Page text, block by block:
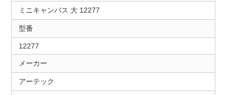
ミニキャンバス 大 12277
型番
12277
メーカー
アーテック